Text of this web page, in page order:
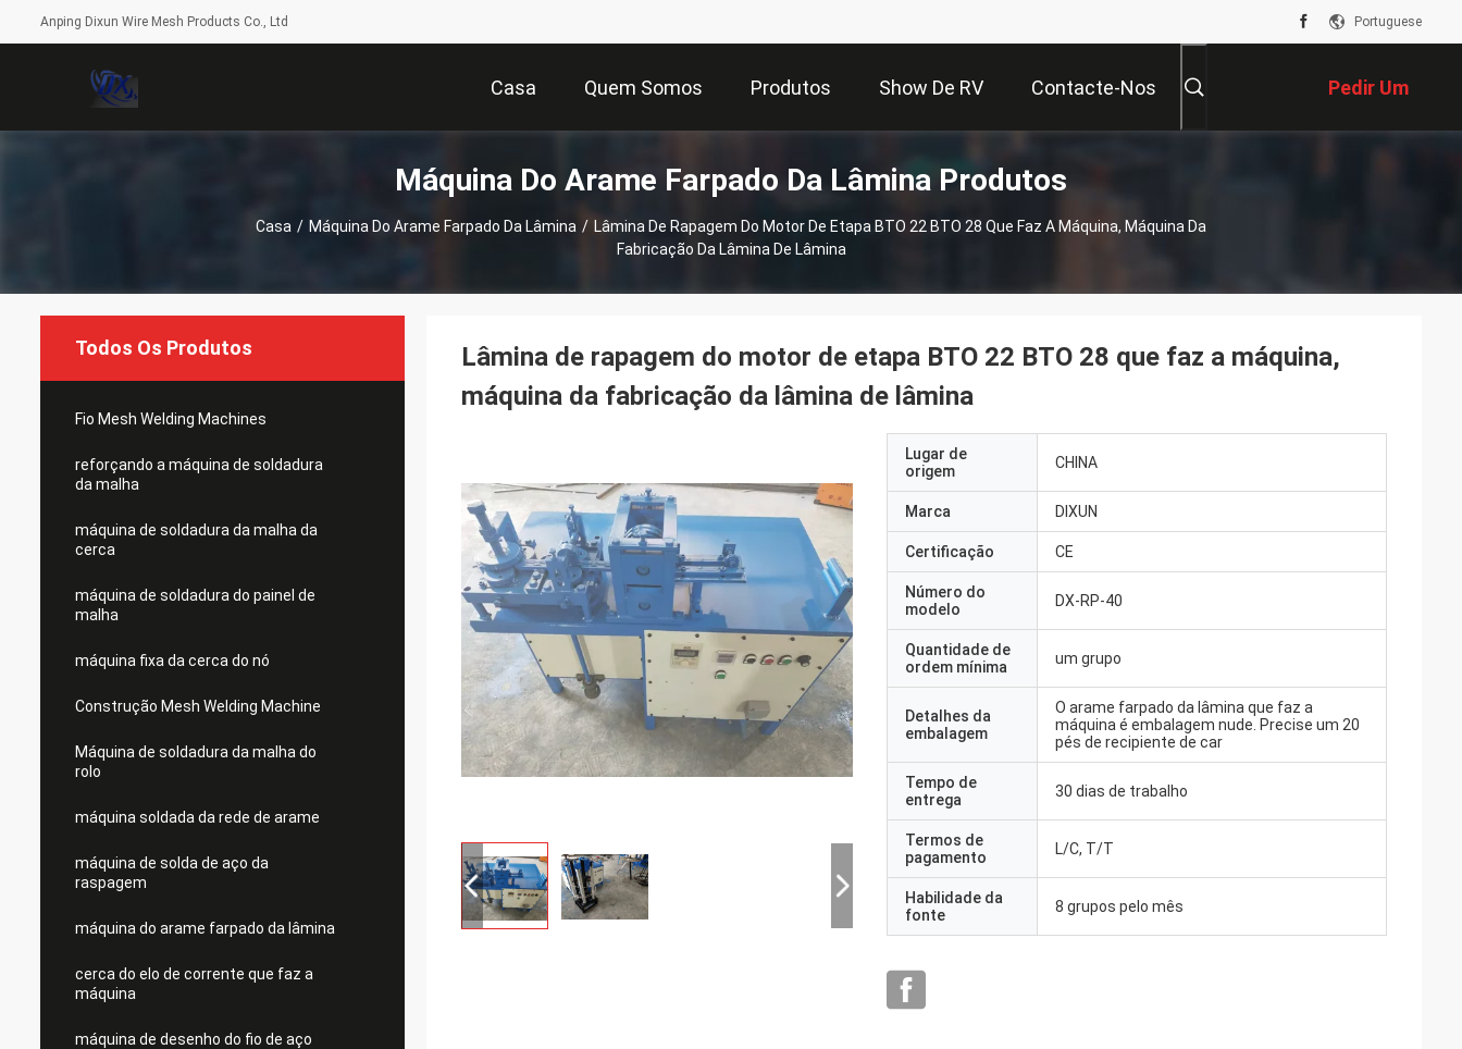
Anping Dixun Wire Mesh Products Co., Ltd Portuguese
Casa Quem Somos Produtos Show De RV Contacte-Nos Pedir Um
Orçamento
Máquina Do Arame Farpado Da Lâmina Produtos
Casa / Máquina Do Arame Farpado Da Lâmina / Lâmina De Rapagem Do Motor De Etapa BTO 22 BTO 28 Que Faz A Máquina, Máquina Da
Fabricação Da Lâmina De Lâmina
Todos Os Produtos
Fio Mesh Welding Machines
reforçando a máquina de soldadura
da malha
máquina de soldadura da malha da
cerca
máquina de soldadura do painel de
malha
máquina fixa da cerca do nó
Construção Mesh Welding Machine
Máquina de soldadura da malha do
rolo
máquina soldada da rede de arame
máquina de solda de aço da
raspagem
máquina do arame farpado da lâmina
cerca do elo de corrente que faz a
máquina
máquina de desenho do fio de aço
Lâmina de rapagem do motor de etapa BTO 22 BTO 28 que faz a máquina,
máquina da fabricação da lâmina de lâmina
Lugar de
origem
CHINA
Marca DIXUN
Certificação CE
Número do
modelo
DX-RP-40
Quantidade de
ordem mínima
um grupo
Detalhes da
embalagem
O arame farpado da lâmina que faz a
máquina é embalagem nude. Precise um 20
pés de recipiente de car
Tempo de
entrega
30 dias de trabalho
Termos de
pagamento
L/C, T/T
Habilidade da
fonte
8 grupos pelo mês